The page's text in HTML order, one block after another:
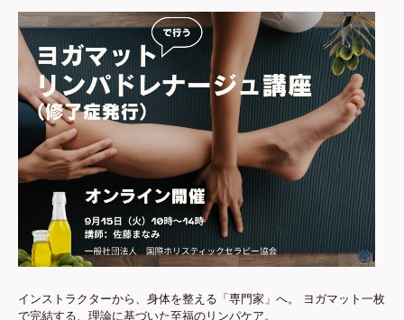
インストラクターから、身体を整える「専門家」へ。 ヨガマット一枚
で完結する、理論に基づいた至福のリンパケア。